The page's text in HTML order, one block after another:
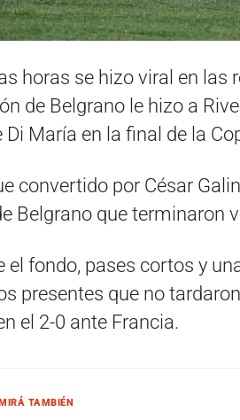
horas se hizo viral en las
de Belgrano le hizo a
Di María en la final de la
convertido por César
Belgrano que terminaron
el fondo, pases cortos y
presentes que no
el 2-0 ante Francia.
TAMBIÉN